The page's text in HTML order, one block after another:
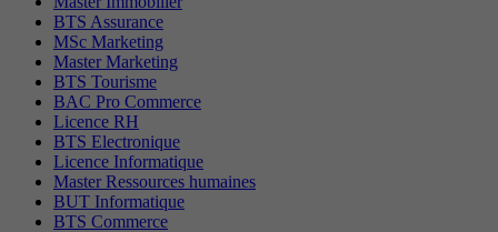
BTS Assurance
MSc Marketing
Master Marketing
BTS Tourisme
BAC Pro Commerce
Licence RH
BTS Electronique
Licence Informatique
Master Ressources humaines
BUT Informatique
BTS Commerce